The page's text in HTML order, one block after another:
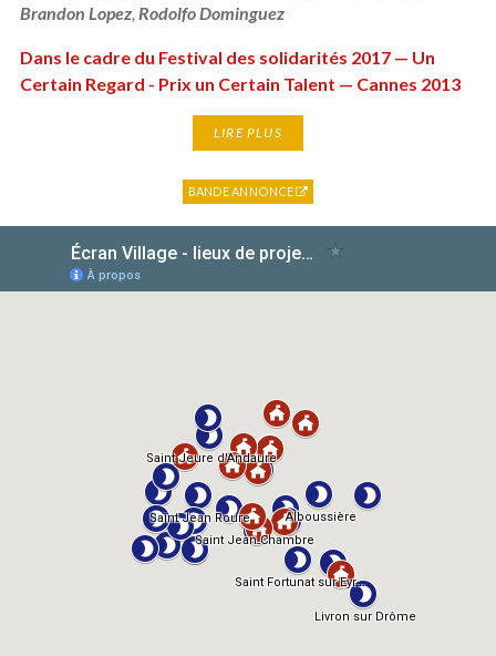
Brandon Lopez, Rodolfo Dominguez
Dans le cadre du Festival des solidarités 2017 — Un
Certain Regard - Prix un Certain Talent — Cannes 2013
LIRE PLUS
BANDE ANNONCE